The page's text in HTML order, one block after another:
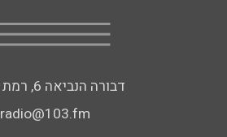
דבורה הנביאה 6, רמת השרון
radio@103.fm